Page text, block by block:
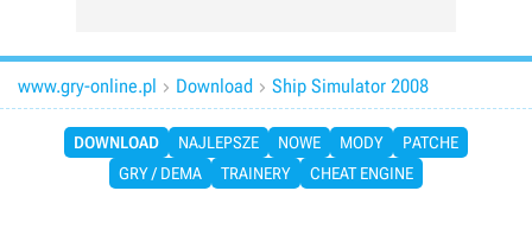
www.gry-online.pl  Download  Ship Simulator 2008
DOWNLOAD NAJLEPSZE NOWE MODY
PATCHE
GRY / DEMA
TRAINERY CHEAT ENGINE